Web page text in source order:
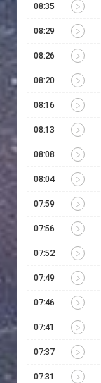
08:35
08:29
08:26
08:20
08:16
08:13
08:08
08:04
07:59
07:56
07:52
07:49
07:46
07:41
07:37
07:31